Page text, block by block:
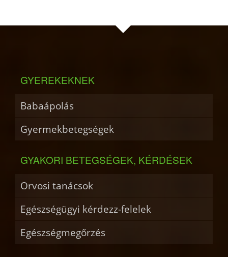
GYEREKEKNEK
Babaápolás
Gyermekbetegségek
GYAKORI BETEGSÉGEK, KÉRDÉSEK
Orvosi tanácsok
Egészségügyi kérdezz-felelek
Egészségmegőrzés